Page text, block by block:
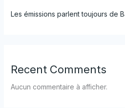
Les émissions parlent toujours de
Recent Comments
Aucun commentaire à afficher.